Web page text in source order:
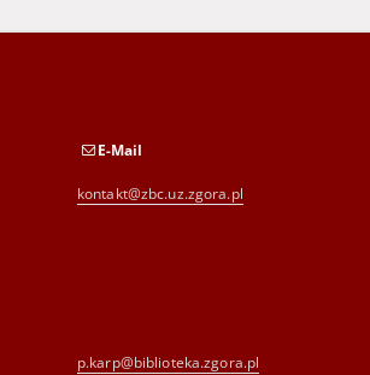
E-Mail
kontakt@zbc.uz.zgora.pl
p.karp@biblioteka.zgora.pl